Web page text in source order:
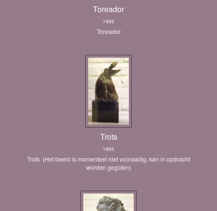
Toreador
1995
Toreador
Trots
1995
Trots (Het beeld is momenteel niet vooraadig, kan in opdracht
worden gegoten)